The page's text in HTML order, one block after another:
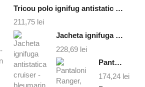
Tricou polo ignifug antistatic Santana - bleumarin
211,75 lei
Jacheta ignifuga antistatica cruiser - bleumarin
228,69 lei
Pantaloni Ranger, ignifug
174,24 lei